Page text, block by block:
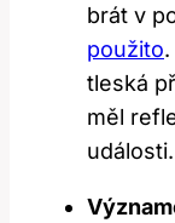
brát v
použito
tleská
‌měl
události.